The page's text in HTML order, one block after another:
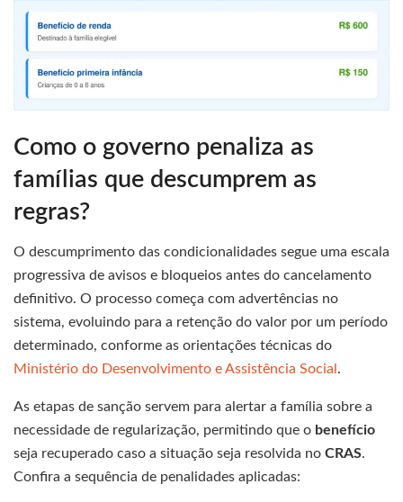
Como o governo penaliza as
famílias que descumprem as
regras?
O descumprimento das condicionalidades segue uma escala
progressiva de avisos e bloqueios antes do cancelamento
definitivo. O processo começa com advertências no
sistema, evoluindo para a retenção do valor por um período
determinado, conforme as orientações técnicas do
Ministério do Desenvolvimento e Assistência Social .
As etapas de sanção servem para alertar a família sobre a
necessidade de regularização, permitindo que o benefício
seja recuperado caso a situação seja resolvida no CRAS.
Confira a sequência de penalidades aplicadas: